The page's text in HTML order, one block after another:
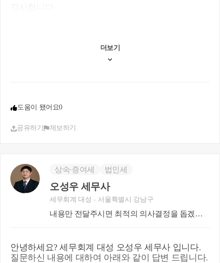
더보기
도움이 됐어요0
공유하기 제보하기
상속∙증여세 법인세
오성우 세무사
세무회계 대성 서울특별시 강남구
내용만 전달주시면 최적의 의사결정을 돕겠습
안녕하세요? 세무회계 대성 오성우 세무사 입니다.
질문하신 내용에 대하여 아래와 같이 답변 드립니다.